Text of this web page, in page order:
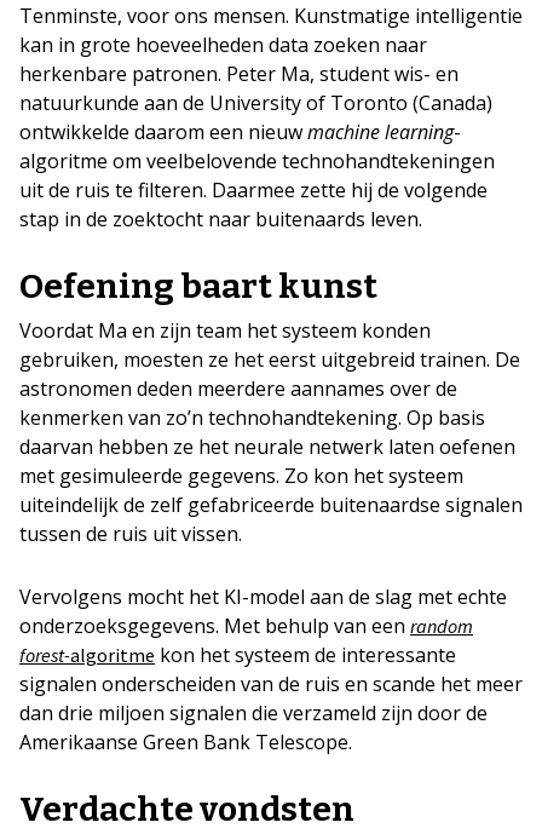
Tenminste, voor ons mensen. Kunstmatige intelligentie
kan in grote hoeveelheden data zoeken naar
herkenbare patronen. Peter Ma, student wis- en
natuurkunde aan de University of Toronto (Canada)
ontwikkelde daarom een nieuwmachine learning-
algoritme om veelbelovende technohandtekeningen
uit de ruis te filteren. Daarmee zette hij de volgende
stap in de zoektocht naar buitenaards leven.
Oefening baart kunst
Voordat Ma en zijn team het systeem konden
gebruiken, moesten ze het eerst uitgebreid trainen. De
astronomen deden meerdere aannames over de
kenmerken van zo’n technohandtekening. Op basis
daarvan hebben ze het neurale netwerk laten oefenen
met gesimuleerde gegevens. Zo kon het systeem
uiteindelijk de zelf gefabriceerde buitenaardse signalen
tussen de ruis uit vissen.
Vervolgens mocht het KI-model aan de slag met echte
onderzoeksgegevens. Met behulp van een random
forest-algoritme kon het systeem de interessante
signalen onderscheiden van de ruis en scande het meer
dan drie miljoen signalen die verzameld zijn door de
Amerikaanse Green Bank Telescope.
Verdachte vondsten